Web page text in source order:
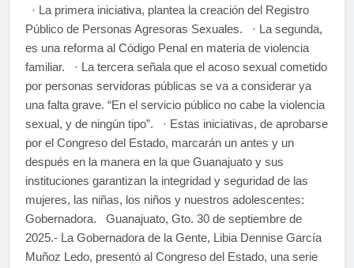
· La primera iniciativa, plantea la creación del Registro
Público de Personas Agresoras Sexuales. · La segunda,
es una reforma al Código Penal en materia de violencia
familiar. · La tercera señala que el acoso sexual cometido
por personas servidoras públicas se va a considerar ya
una falta grave. “En el servicio público no cabe la violencia
sexual, y de ningún tipo”. · Estas iniciativas, de aprobarse
por el Congreso del Estado, marcarán un antes y un
después en la manera en la que Guanajuato y sus
instituciones garantizan la integridad y seguridad de las
mujeres, las niñas, los niños y nuestros adolescentes:
Gobernadora. Guanajuato, Gto. 30 de septiembre de
2025.- La Gobernadora de la Gente, Libia Dennise García
Muñoz Ledo, presentó al Congreso del Estado, una serie